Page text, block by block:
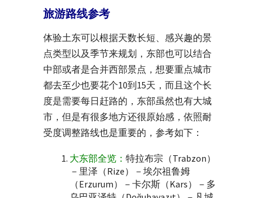
旅游路线参考
体验土东可以根据天数长短、感兴趣的景
点类型以及季节来规划，东部也可以结合
中部或者是合并西部景点，想要重点城市
都去至少也要花个10到15天，而且这个长
度是需要每日赶路的，东部虽然也有大城
市，但是有很多地方还很原始感，依照耐
受度调整路线也是重要的，参考如下：
大东部全览： 特拉布宗（Trabzon）
－里泽（Rize）－埃尔祖鲁姆
（Erzurum）－卡尔斯（Kars）－多